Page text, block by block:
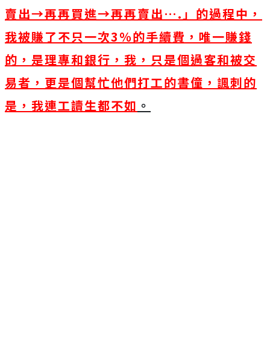
賣出→再再買進→再再賣出…. 」的過程中，
我被賺了不只一次3％的手續費，唯一賺錢
的，是理專和銀行，我，只是個過客和被交
易者，更是個幫忙他們打工的書僮，諷刺的
是，我連工讀生都不如 。